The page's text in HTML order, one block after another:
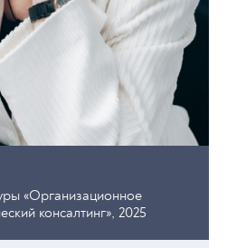
«Организационное
консалтинг», 2025